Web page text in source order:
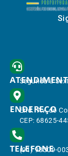
Segunda à
ENDEREÇO
End.: Av. do
CEP: 68625-
TELEFONE
(91) 98309-